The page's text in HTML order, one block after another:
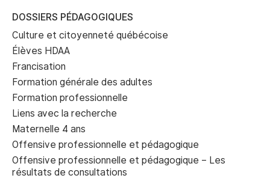
DOSSIERS PÉDAGOGIQUES
Culture et citoyenneté québécoise
Élèves HDAA
Francisation
Formation générale des adultes
Formation professionnelle
Liens avec la recherche
Maternelle 4 ans
Offensive professionnelle et pédagogique
Offensive professionnelle et pédagogique – Les
résultats de consultations